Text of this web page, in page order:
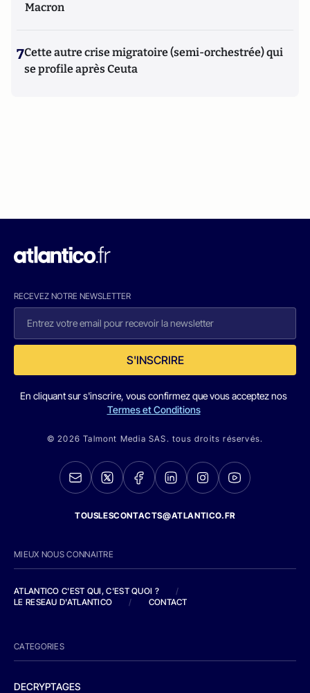
Macron
7Cette autre crise migratoire (semi-orchestrée) qui
se profile après Ceuta
RECEVEZ NOTRE NEWSLETTER
S'INSCRIRE
En cliquant sur s'inscrire, vous confirmez que vous acceptez nos
Termes et Conditions
© 2026 Talmont Media SAS. tous droits réservés.
TOUSLESCONTACTS@ATLANTICO.FR
MIEUX NOUS CONNAITRE
ATLANTICO C'EST QUI, C'EST QUOI ?
/
LE RESEAU D'ATLANTICO
/ CONTACT
CATEGORIES
DECRYPTAGES